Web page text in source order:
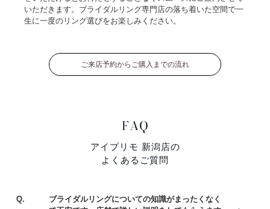
いただきます。ブライダルリング専門店の落ち着いた空間で一
生に一度のリング選びをお楽しみください。
ご来店予約からご購入までの流れ
FAQ
アイプリモ 新潟店の
よくあるご質問
Q.
ブライダルリングについての知識がまったくなく